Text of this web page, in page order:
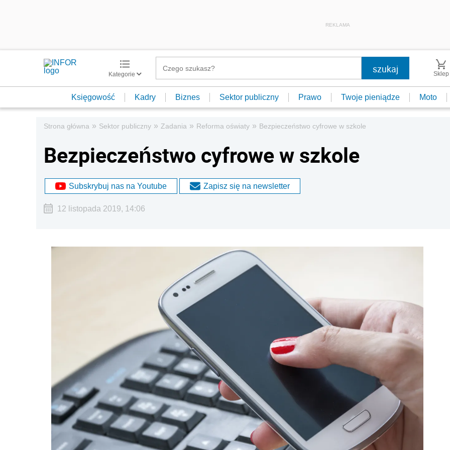
REKLAMA
Kategorie Sklep
Księgowość Kadry Biznes Sektor publiczny Prawo Twoje pieniądze Moto
Strona główna » Sektor publiczny » Zadania » Reforma oświaty » Bezpieczeństwo cyfrowe w szkole
Bezpieczeństwo cyfrowe w szkole
Subskrybuj nas na Youtube Zapisz się na newsletter
12 listopada 2019, 14:06